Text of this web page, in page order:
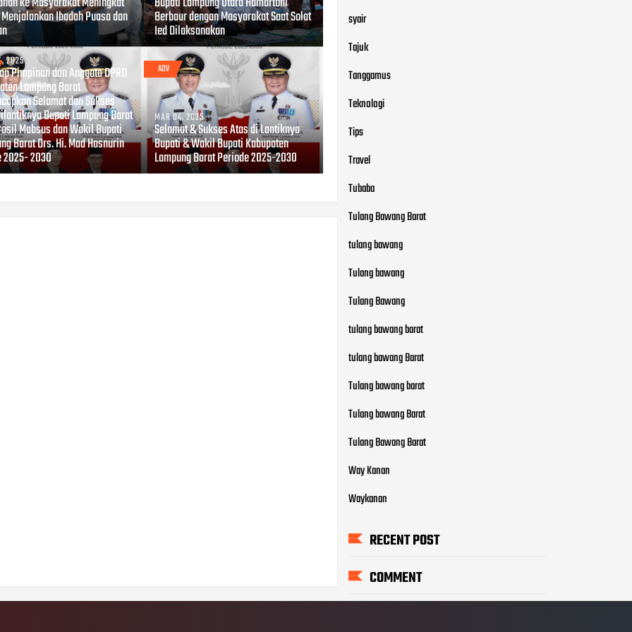
Ibadah Puasa dan Berbaur dengan Masyarakat Saat Solat
Ied Dilaksanakan
2025
Pimpinan dan Anggota DPRD
Lampung Barat
Selamat dan Sukses
Bupati Lampung Barat
Mabsus dan Wakil Bupati
Barat Drs. Hi. Mad Hasnurin
2025- 2030
ADV
MAR 04, 2025
Selamat & Sukses Atas di Lantiknya
Bupati & Wakil Bupati Kabupaten
Lampung Barat Periode 2025-2030
syair
Tajuk
Tanggamus
Teknologi
Tips
Travel
Tubaba
Tulang Bawang Barat
tulang bawang
Tulang bawang
Tulang Bawang
tulang bawang barat
tulang bawang Barat
Tulang bawang barat
Tulang bawang Barat
Tulang Bawang Barat
Way Kanan
Waykanan
RECENT POST
COMMENT